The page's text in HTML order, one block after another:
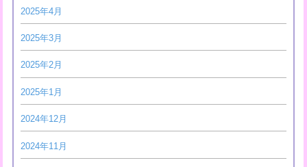
2025年4月
2025年3月
2025年2月
2025年1月
2024年12月
2024年11月